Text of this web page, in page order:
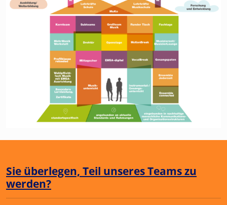
Sie überlegen, Teil unseres Teams zu
werden?